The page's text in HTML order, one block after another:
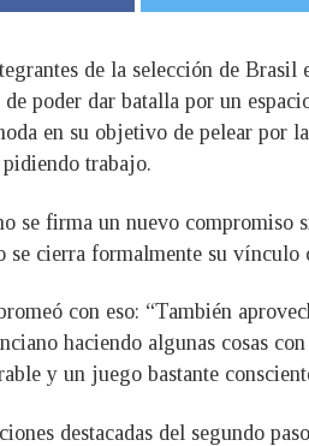
de la selección de
poder dar batalla por un
en su objetivo de pelear por
trabajo.
se firma un nuevo
cierra formalmente su vínculo
con eso: “También
haciendo algunas cosas
y un juego bastante
destacadas del segundo